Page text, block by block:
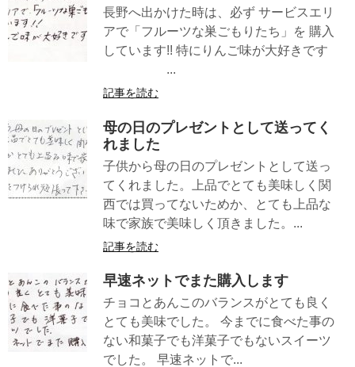
長野へ出かけた時は、必ず サービスエリ
アで「フルーツな巣ごもりたち」を 購入
しています!! 特にりんご味が大好きです
...
記事を読む
母の日のプレゼントとして送ってく
れました
子供から母の日のプレゼントとして送っ
てくれました。上品でとても美味しく関
西では買ってないためか、とても上品な
味で家族で美味しく頂きました。...
記事を読む
早速ネットでまた購入します
チョコとあんこのバランスがとても良く
とても美味でした。 今までに食べた事の
ない和菓子でも洋菓子でもないスイーツ
でした。 早速ネットで...